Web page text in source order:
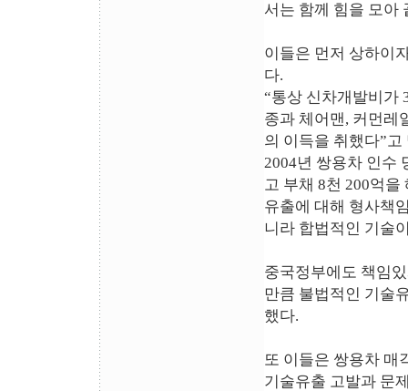
서는 함께 힘을 모아
이들은 먼저 상하이
다.
“통상 신차개발비가
종과 체어맨, 커먼레
의 이득을 취했다”고
2004년 쌍용차 인수
고 부채 8천 200억
유출에 대해 형사책
니라 합법적인 기술
중국정부에도 책임
만큼 불법적인 기술
했다.
또 이들은 쌍용차 매
기술유출 고발과 문